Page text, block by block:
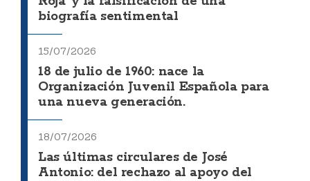
biografía sentimental
15/07/2026
18 de julio de 1960: nace la
Organización Juvenil Española para
una nueva generación.
18/07/2026
Las últimas circulares de José
Antonio: del rechazo al apoyo del